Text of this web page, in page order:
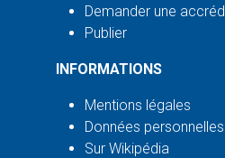
Demander une
Publier
INFORMATIONS
Mentions légales
Données personnelles
Sur Wikipédia